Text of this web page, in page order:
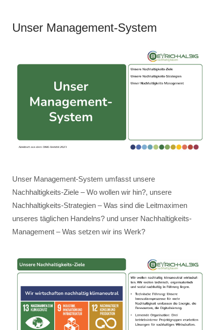
Unser Management-System
Unser Management-System umfasst unsere
Nachhaltigkeits-Ziele – Wo wollen wir hin?, unsere
Nachhaltigkeits-Strategien – Was sind die Leitmaximen
unseres täglichen Handelns? und unser Nachhaltigkeits-
Management – Was setzen wir ins Werk?